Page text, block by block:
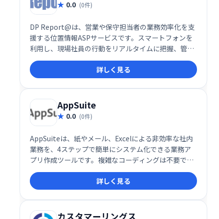
0.0 (0件)
DP Report@は、営業や保守担当者の業務効率化を支
援する位置情報ASPサービスです。スマートフォンを
利用し、現場社員の行動をリアルタイムに把握、管理
することで、迅速な対応と業務改善を実現します。 訪
問状況の確認やルート最適化など、現場の課題解決に
貢献します。
詳しく見る
AppSuite
0.0 (0件)
AppSuiteは、紙やメール、Excelによる非効率な社内
業務を、4ステップで簡単にシステム化できる業務ア
プリ作成ツールです。複雑なコーディングは不要で、
誰でも直感的に操作できます。既存の業務フローをそ
のままデジタル化し、効率的なワークスタイルを実現
しましょう。
詳しく見る
カスタマーリングス